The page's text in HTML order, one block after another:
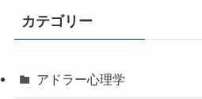
カテゴリー
アドラー心理学